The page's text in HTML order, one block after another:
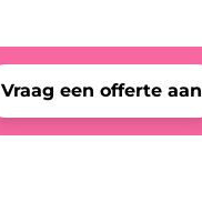
Vraag een offerte aan